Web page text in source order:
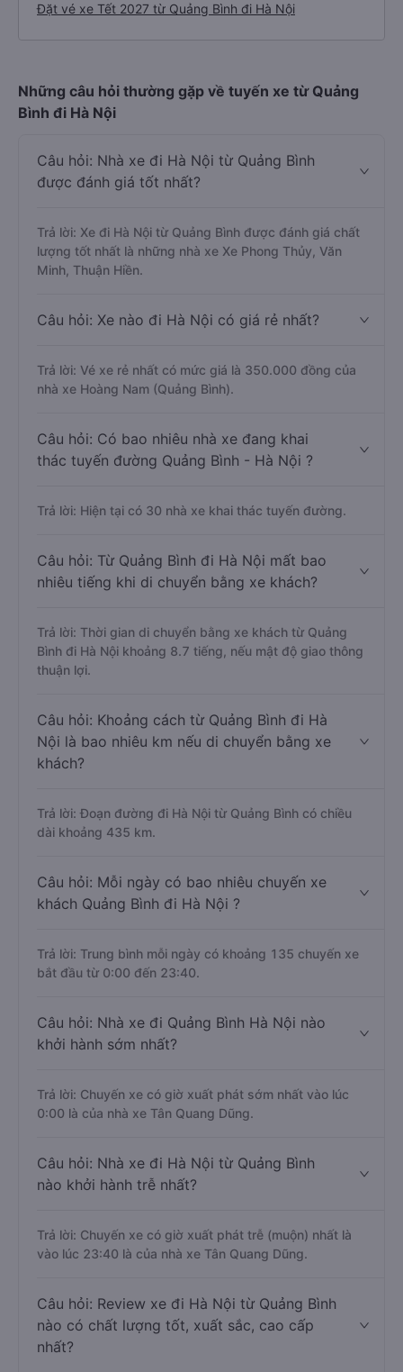
Đặt vé xe Tết 2027 từ Quảng Bình đi Hà Nội
Những câu hỏi thường gặp về tuyến xe từ Quảng
Bình đi Hà Nội
Câu hỏi: Nhà xe đi Hà Nội từ Quảng Bình
được đánh giá tốt nhất?
Trả lời: Xe đi Hà Nội từ Quảng Bình được đánh giá chất
lượng tốt nhất là những nhà xe Xe Phong Thủy, Văn
Minh, Thuận Hiền.
Câu hỏi: Xe nào đi Hà Nội có giá rẻ nhất?
Trả lời: Vé xe rẻ nhất có mức giá là 350.000 đồng của
nhà xe Hoàng Nam (Quảng Bình).
Câu hỏi: Có bao nhiêu nhà xe đang khai
thác tuyến đường Quảng Bình - Hà Nội ?
Trả lời: Hiện tại có 30 nhà xe khai thác tuyến đường.
Câu hỏi: Từ Quảng Bình đi Hà Nội mất bao
nhiêu tiếng khi di chuyển bằng xe khách?
Trả lời: Thời gian di chuyển bằng xe khách từ Quảng
Bình đi Hà Nội khoảng 8.7 tiếng, nếu mật độ giao thông
thuận lợi.
Câu hỏi: Khoảng cách từ Quảng Bình đi Hà
Nội là bao nhiêu km nếu di chuyển bằng xe
khách?
Trả lời: Đoạn đường đi Hà Nội từ Quảng Bình có chiều
dài khoảng 435 km.
Câu hỏi: Mỗi ngày có bao nhiêu chuyến xe
khách Quảng Bình đi Hà Nội ?
Trả lời: Trung bình mỗi ngày có khoảng 135 chuyến xe
bắt đầu từ 0:00 đến 23:40.
Câu hỏi: Nhà xe đi Quảng Bình Hà Nội nào
khởi hành sớm nhất?
Trả lời: Chuyến xe có giờ xuất phát sớm nhất vào lúc
0:00 là của nhà xe Tân Quang Dũng.
Câu hỏi: Nhà xe đi Hà Nội từ Quảng Bình
nào khởi hành trễ nhất?
Trả lời: Chuyến xe có giờ xuất phát trễ (muộn) nhất là
vào lúc 23:40 là của nhà xe Tân Quang Dũng.
Câu hỏi: Review xe đi Hà Nội từ Quảng Bình
nào có chất lượng tốt, xuất sắc, cao cấp
nhất?